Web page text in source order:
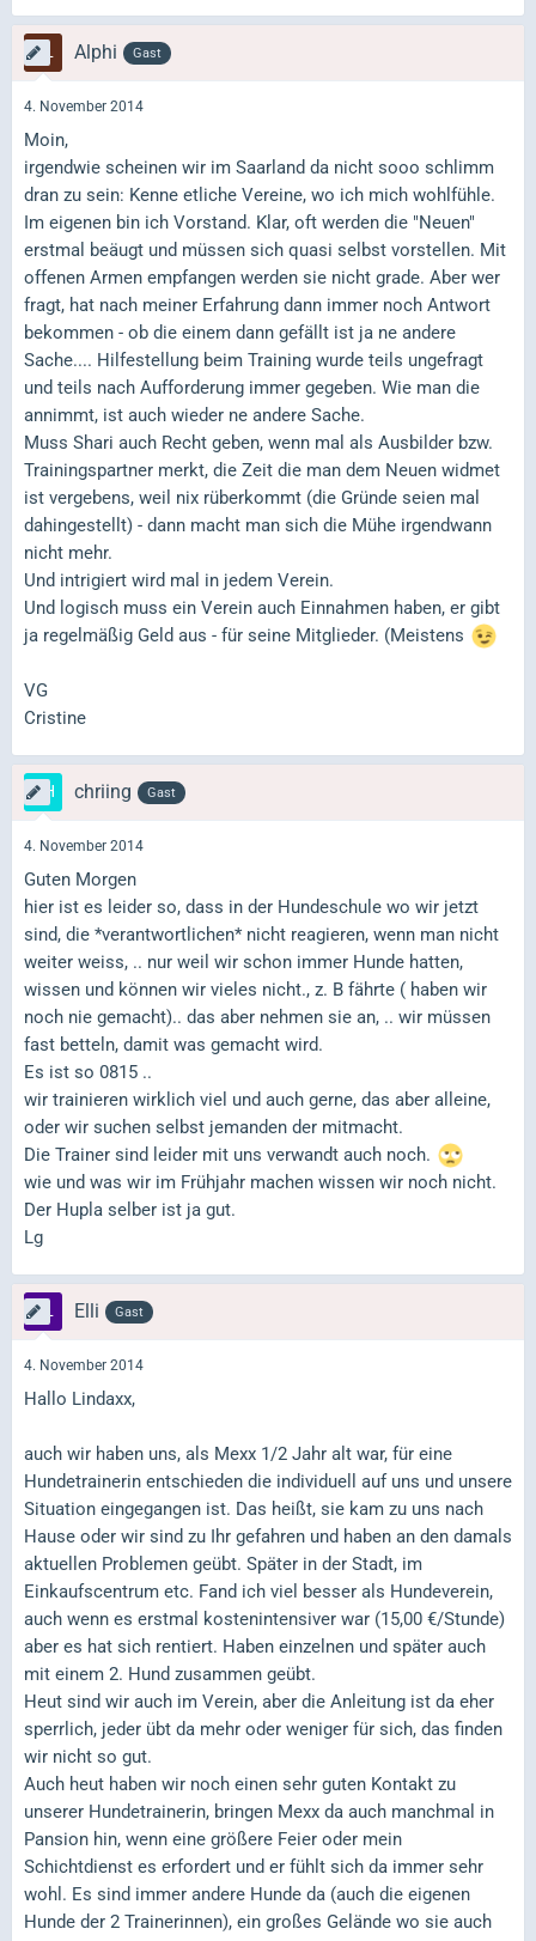
Alphi Gast
4. November 2014
Moin,
irgendwie scheinen wir im Saarland da nicht sooo schlimm
dran zu sein: Kenne etliche Vereine, wo ich mich wohlfühle.
Im eigenen bin ich Vorstand. Klar, oft werden die "Neuen"
erstmal beäugt und müssen sich quasi selbst vorstellen. Mit
offenen Armen empfangen werden sie nicht grade. Aber wer
fragt, hat nach meiner Erfahrung dann immer noch Antwort
bekommen - ob die einem dann gefällt ist ja ne andere
Sache.... Hilfestellung beim Training wurde teils ungefragt
und teils nach Aufforderung immer gegeben. Wie man die
annimmt, ist auch wieder ne andere Sache.
Muss Shari auch Recht geben, wenn mal als Ausbilder bzw.
Trainingspartner merkt, die Zeit die man dem Neuen widmet
ist vergebens, weil nix rüberkommt (die Gründe seien mal
dahingestellt) - dann macht man sich die Mühe irgendwann
nicht mehr.
Und intrigiert wird mal in jedem Verein.
Und logisch muss ein Verein auch Einnahmen haben, er gibt
ja regelmäßig Geld aus - für seine Mitglieder. (Meistens
VG
Cristine
chriing Gast
4. November 2014
Guten Morgen
hier ist es leider so, dass in der Hundeschule wo wir jetzt
sind, die *verantwortlichen* nicht reagieren, wenn man nicht
weiter weiss, .. nur weil wir schon immer Hunde hatten,
wissen und können wir vieles nicht., z. B fährte ( haben wir
noch nie gemacht).. das aber nehmen sie an, .. wir müssen
fast betteln, damit was gemacht wird.
Es ist so 0815 ..
wir trainieren wirklich viel und auch gerne, das aber alleine,
oder wir suchen selbst jemanden der mitmacht.
Die Trainer sind leider mit uns verwandt auch noch.
wie und was wir im Frühjahr machen wissen wir noch nicht.
Der Hupla selber ist ja gut.
Lg
Elli Gast
4. November 2014
Hallo Lindaxx,
auch wir haben uns, als Mexx 1/2 Jahr alt war, für eine
Hundetrainerin entschieden die individuell auf uns und unsere
Situation eingegangen ist. Das heißt, sie kam zu uns nach
Hause oder wir sind zu Ihr gefahren und haben an den damals
aktuellen Problemen geübt. Später in der Stadt, im
Einkaufscentrum etc. Fand ich viel besser als Hundeverein,
auch wenn es erstmal kostenintensiver war (15,00 €/Stunde)
aber es hat sich rentiert. Haben einzelnen und später auch
mit einem 2. Hund zusammen geübt.
Heut sind wir auch im Verein, aber die Anleitung ist da eher
sperrlich, jeder übt da mehr oder weniger für sich, das finden
wir nicht so gut.
Auch heut haben wir noch einen sehr guten Kontakt zu
unserer Hundetrainerin, bringen Mexx da auch manchmal in
Pansion hin, wenn eine größere Feier oder mein
Schichtdienst es erfordert und er fühlt sich da immer sehr
wohl. Es sind immer andere Hunde da (auch die eigenen
Hunde der 2 Trainerinnen), ein großes Gelände wo sie auch